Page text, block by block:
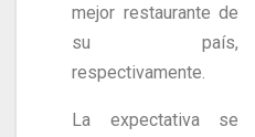
mejor restaurante de
su país,
respectivamente.
La expectativa se